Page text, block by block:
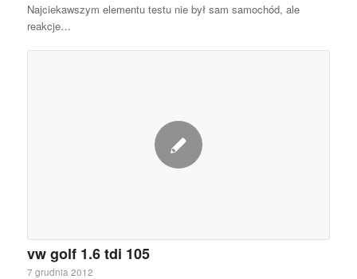
Najciekawszym elementu testu nie był sam samochód, ale
reakcje…
vw golf 1.6 tdi 105
7 grudnia 2012